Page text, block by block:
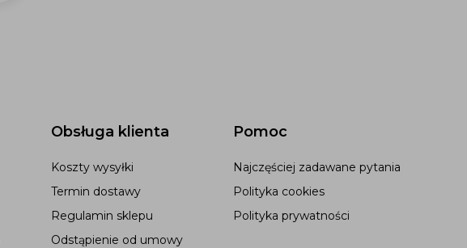
Obsługa klienta
Koszty wysyłki
Termin dostawy
Regulamin sklepu
Odstąpienie od umowy
Pomoc
Najczęściej zadawane pytania
Polityka cookies
Polityka prywatności